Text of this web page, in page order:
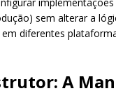
sem alterar a
diferentes
A